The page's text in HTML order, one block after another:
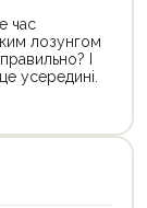
час
лозунгом
І
усередині.